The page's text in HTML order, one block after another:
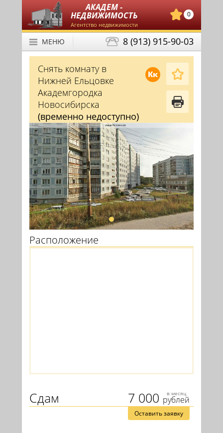
АКАДЕМ -
НЕДВИЖИМОСТЬ
Агентство недвижимости
0
8 (913) 915-90-03
МЕНЮ
Кк
Снять комнату в
Нижней Ельцовке
Академгородка
Новосибирска
(временно недоступно)
Расположение
7 000 в месяц
рублей
Сдам
Оставить заявку